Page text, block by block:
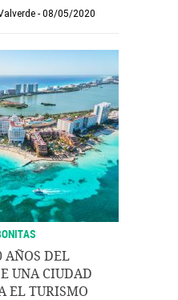
08/05/2020
AÑOS DEL
UNA CIUDAD
EL TURISMO